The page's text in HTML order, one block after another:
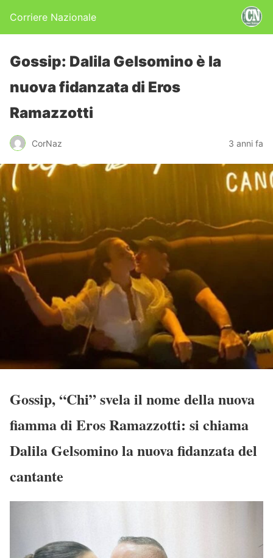
Corriere Nazionale
Gossip: Dalila Gelsomino è la
nuova fidanzata di Eros
Ramazzotti
CorNaz 3 anni fa
Gossip, “Chi” svela il nome della nuova
fiamma di Eros Ramazzotti: si chiama
Dalila Gelsomino la nuova fidanzata del
cantante